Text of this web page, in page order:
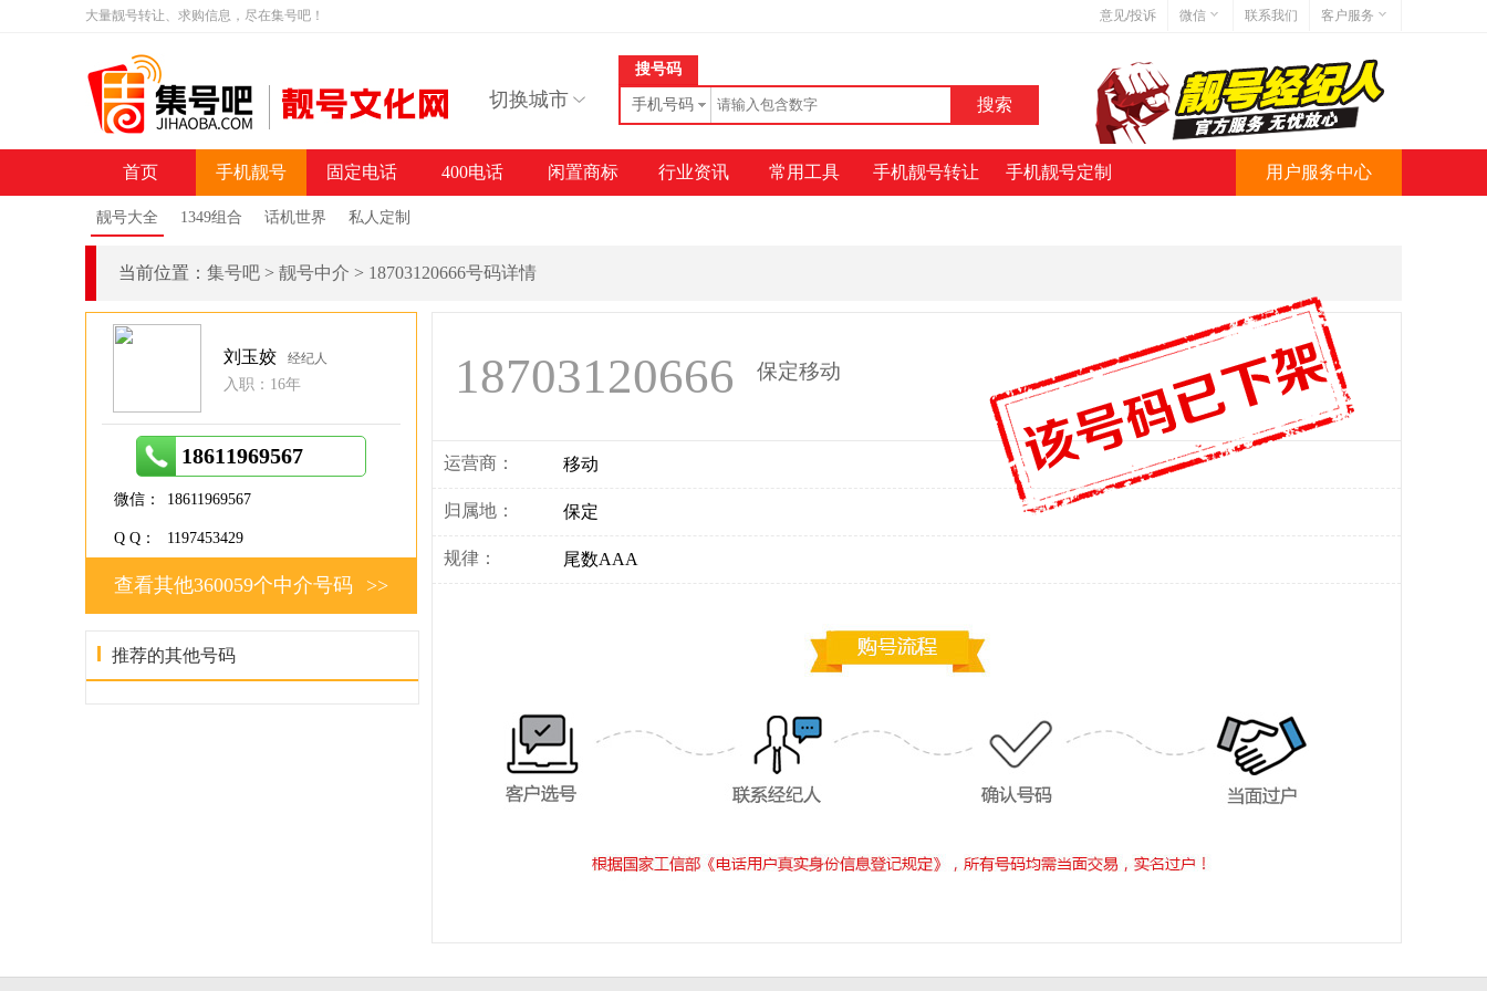
大量靓号转让、求购信息，尽在集号吧！ 意见/投诉 微信
微信号:jihaoba999
联系我们
客户服务
网站地图
网站简介
切换城市
搜号码
手机号码
首页 手机靓号
靓号大全 1349组合 话机世界 私人定制
固定电话 400电话 闲置商标 行业资讯 常用工具 手机靓号转让 手机靓号定制 用户服务中心
当前位置： 集号吧 > 靓号中介 > 18703120666号码详情
18703120666 保定移动
运营商： 移动
归属地： 保定
规律： 尾数AAA
刘玉姣 经纪人
入职：16年
18611969567
微信： 18611969567
Q Q： 1197453429
>>
查看其他360059个中介号码
推荐的其他号码